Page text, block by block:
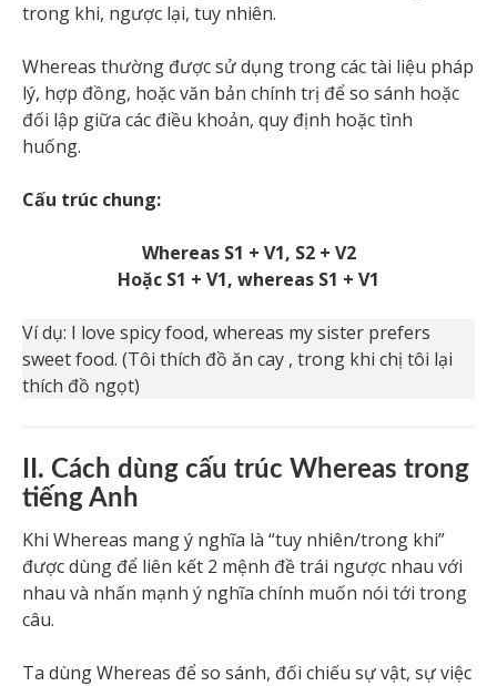
trong khi, ngược lại, tuy nhiên.
Whereas thường được sử dụng trong các tài liệu pháp
lý, hợp đồng, hoặc văn bản chính trị để so sánh hoặc
đối lập giữa các điều khoản, quy định hoặc tình
huống.
Cấu trúc chung:
Whereas S1 + V1, S2 + V2
Hoặc S1 + V1, whereas S1 + V1
Ví dụ: I love spicy food, whereas my sister prefers
sweet food. (Tôi thích đồ ăn cay , trong khi chị tôi lại
thích đồ ngọt)
II. Cách dùng cấu trúc Whereas trong
tiếng Anh
Khi Whereas mang ý nghĩa là “tuy nhiên/trong khi”
được dùng để liên kết 2 mệnh đề trái ngược nhau với
nhau và nhấn mạnh ý nghĩa chính muốn nói tới trong
câu.
Ta dùng Whereas để so sánh, đối chiếu sự vật, sự việc